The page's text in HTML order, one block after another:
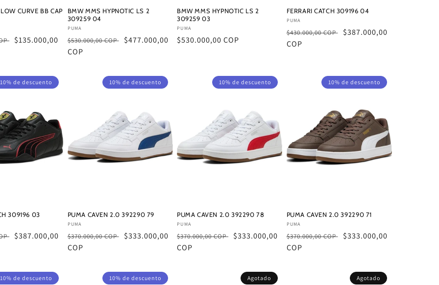
CURVE BB CAP
Precio
$135.000,00
BMW MMS HYPNOTIC LS 2
309259 04
Proveedor:
PUMA
Precio
habitual
$530.000,00 COP
Precio
$477.000,00
COP
BMW MMS HYPNOTIC LS 2
309259 03
Proveedor:
PUMA
Precio
$530.000,00 COP
FERRARI CATCH 309196 04
Proveedor:
PUMA
Precio
habitual
$430.000,00 COP
Precio
$387.000,00
COP
10% de descuento
309196 03
Precio
$387.000,00
10% de descuento
PUMA CAVEN 2.0 392290 79
Proveedor:
PUMA
Precio
habitual
$370.000,00 COP
Precio
$333.000,00
COP
10% de descuento
PUMA CAVEN 2.0 392290 78
Proveedor:
PUMA
Precio
habitual
$370.000,00 COP
Precio
$333.000,00
COP
10% de descuento
PUMA CAVEN 2.0 392290 71
Proveedor:
PUMA
Precio
habitual
$370.000,00 COP
Precio
$333.000,00
COP
10% de descuento 10% de descuento Agotado Agotado